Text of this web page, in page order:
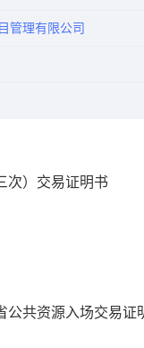
管理有限公司
次）交易证明书
公共资源入场交易